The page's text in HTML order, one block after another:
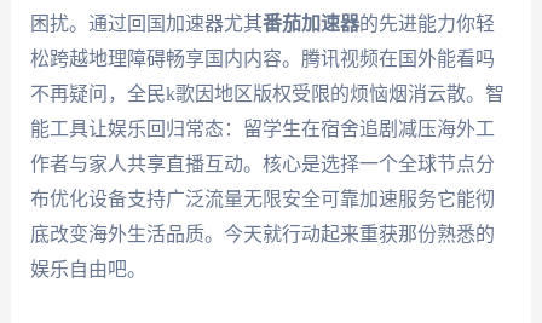
困扰。通过回国加速器尤其番茄加速器的先进能力你轻
松跨越地理障碍畅享国内内容。腾讯视频在国外能看吗
不再疑问，全民k歌因地区版权受限的烦恼烟消云散。智
能工具让娱乐回归常态：留学生在宿舍追剧减压海外工
作者与家人共享直播互动。核心是选择一个全球节点分
布优化设备支持广泛流量无限安全可靠加速服务它能彻
底改变海外生活品质。今天就行动起来重获那份熟悉的
娱乐自由吧。